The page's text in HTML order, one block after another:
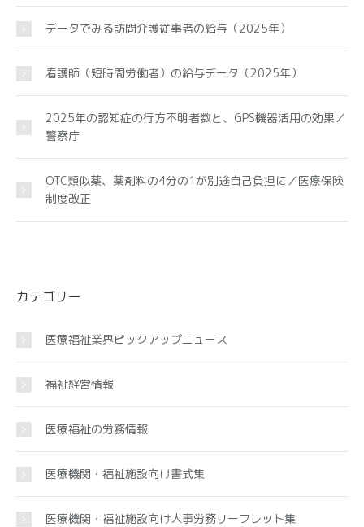
データでみる訪問介護従事者の給与（2025年）
看護師（短時間労働者）の給与データ（2025年）
2025年の認知症の行方不明者数と、GPS機器活用の効果／
警察庁
OTC類似薬、薬剤料の4分の1が別途自己負担に／医療保険
制度改正
カテゴリー
医療福祉業界ピックアップニュース
福祉経営情報
医療福祉の労務情報
医療機関・福祉施設向け書式集
医療機関・福祉施設向け人事労務リーフレット集